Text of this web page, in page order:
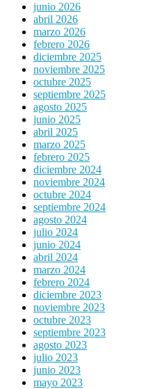
junio 2026
abril 2026
marzo 2026
febrero 2026
diciembre 2025
noviembre 2025
octubre 2025
septiembre 2025
agosto 2025
junio 2025
abril 2025
marzo 2025
febrero 2025
diciembre 2024
noviembre 2024
octubre 2024
septiembre 2024
agosto 2024
julio 2024
junio 2024
abril 2024
marzo 2024
febrero 2024
diciembre 2023
noviembre 2023
octubre 2023
septiembre 2023
agosto 2023
julio 2023
junio 2023
mayo 2023